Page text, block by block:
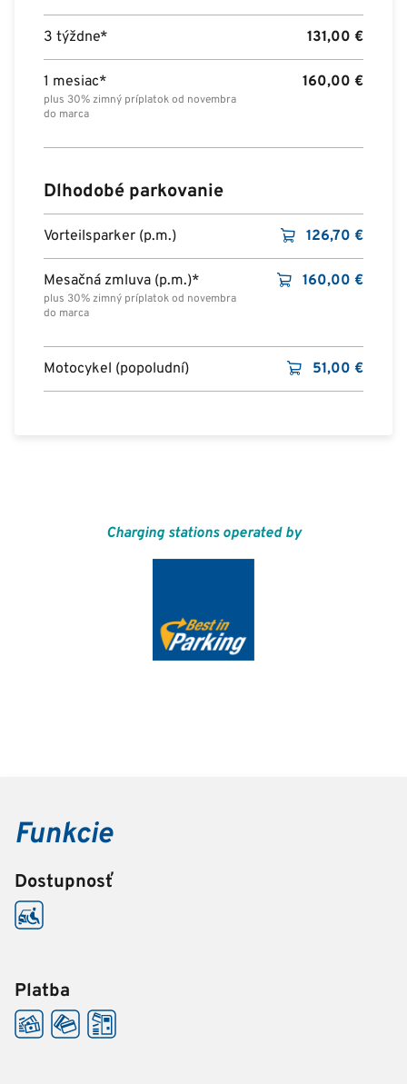
3 týždne* 131,00 €
1 mesiac*
plus 30% zimný príplatok od novembra
do marca
160,00 €
Dlhodobé parkovanie
Vorteilsparker (p.m.) 126,70 €
Mesačná zmluva (p.m.)*
plus 30% zimný príplatok od novembra
do marca
160,00 €
Motocykel (popoludní) 51,00 €
Charging stations operated by
Funkcie
Dostupnosť
Platba